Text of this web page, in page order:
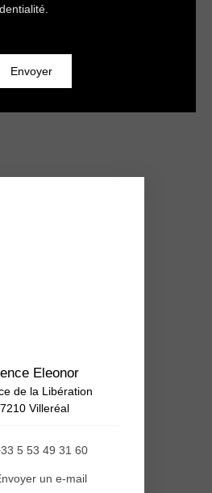
.
Envoyer
Eleonor
de la Libération
Villeréal
5 53 49 31 60
un e-mail